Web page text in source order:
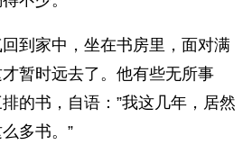
到家中，坐在书房里，面对满
暂时远去了。他有些无所事
的书，自语：”我这几年，居然
多书。”